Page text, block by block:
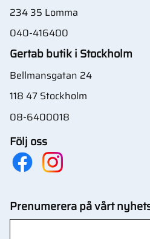
234 35 Lomma
040-416400
Gertab butik i Stockholm
Bellmansgatan 24
118 47 Stockholm
08-6400018
Följ oss
Prenumerera på vårt